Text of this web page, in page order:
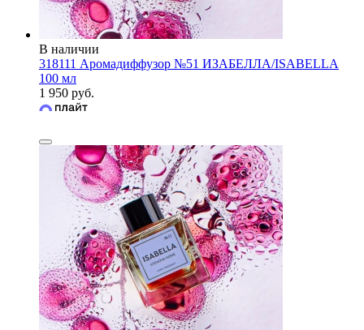
В наличии
318111 Аромадиффузор №51 ИЗАБЕЛЛА/ISABELLA
100 мл
1 950 руб.